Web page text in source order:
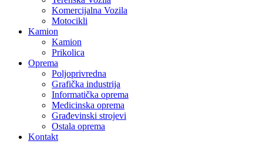
Komercijalna Vozila
Motocikli
Kamion
Kamion
Prikolica
Oprema
Poljoprivredna
Grafička industrija
Informatička oprema
Medicinska oprema
Građevinski strojevi
Ostala oprema
Kontakt